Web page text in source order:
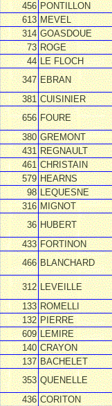
456 PONTILLON
613 MEVEL
314 GOASDOUE
73 ROGE
44 LE FLOCH
347 EBRAN
381 CUISINIER
656 FOURE
380 GREMONT
431 REGNAULT
461 CHRISTAIN
579 HEARNS
98 LEQUESNE
316 MIGNOT
36 HUBERT
433 FORTINON
466 BLANCHARD
312 LEVEILLE
133 ROMELLI
132 PIERRE
609 LEMIRE
140 CRAYON
137 BACHELET
353 QUENELLE
436 CORITON